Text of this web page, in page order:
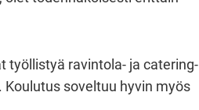
työllistyä ravintola- ja catering-
soveltuu hyvin myös